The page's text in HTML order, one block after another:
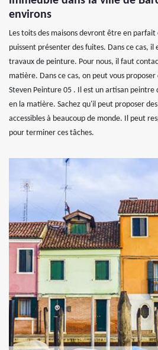
environs
Les toits des maisons devront être en
puissent présenter des fuites. Dans ce cas, il
travaux de peinture. Pour nous, il faut
matière. Dans ce cas, on peut vous proposer
Steven Peinture 05 . Il est un artisan peintre
en la matière. Sachez qu'il peut proposer
accessibles à beaucoup de monde. Il peut
pour terminer ces tâches.